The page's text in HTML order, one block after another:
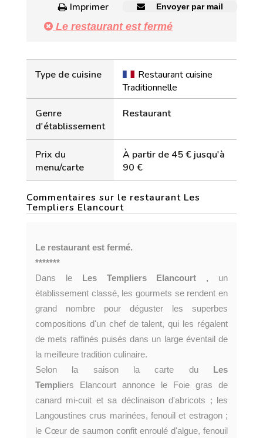
Imprimer
Envoyer par mail
Le restaurant est fermé
Type de cuisine
Restaurant cuisine
Traditionnelle
Genre
d'établissement
Restaurant
Prix du
menu/carte
À partir de 45 € jusqu'à
90 €
Commentaires sur le restaurant Les
Templiers Elancourt
Le restaurant est fermé.
*******
Dans le Les Templiers Elancourt , un
établissement classé, les gourmets se rendent en
grand nombre pour déguster les superbes
compositions d'un chef de talent, qui les régalent
de mets raffinés puisés dans un large éventail de
la meilleure tradition culinaire.
Selon la saison la carte duLes
Templiers Elancourt annonce le Foie gras de
canard mi-cuit et sa déclinaison d'abricots ; les
Langoustines crus marinées, fenouil et estragon ;
le Cœur de saumon confit enroulé d'algue, fenouil